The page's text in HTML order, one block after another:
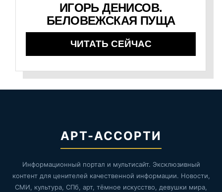
ИГОРЬ ДЕНИСОВ.
БЕЛОВЕЖСКАЯ ПУЩА
ЧИТАТЬ СЕЙЧАС
АРТ-АССОРТИ
Информационный портал и мультисайт. Эксклюзивный
контент для ценителей качественной информации. Новости,
СМИ, культура, СПб, арт, тёмное искусство, девушки мира,